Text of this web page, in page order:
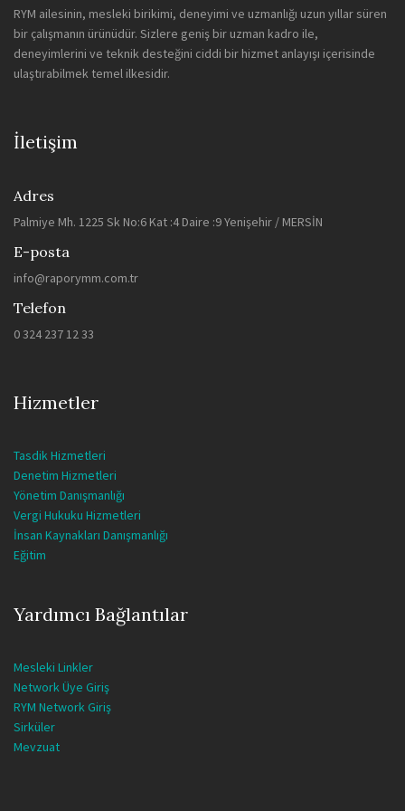
RYM ailesinin, mesleki birikimi, deneyimi ve uzmanlığı uzun yıllar süren
bir çalışmanın ürünüdür. Sizlere geniş bir uzman kadro ile,
deneyimlerini ve teknik desteğini ciddi bir hizmet anlayışı içerisinde
ulaştırabilmek temel ilkesidir.
İletişim
Adres
Palmiye Mh. 1225 Sk No:6 Kat :4 Daire :9 Yenişehir / MERSİN
E-posta
info@raporymm.com.tr
Telefon
0 324 237 12 33
Hizmetler
Tasdik Hizmetleri
Denetim Hizmetleri
Yönetim Danışmanlığı
Vergi Hukuku Hizmetleri
İnsan Kaynakları Danışmanlığı
Eğitim
Yardımcı Bağlantılar
Mesleki Linkler
Network Üye Giriş
RYM Network Giriş
Sirküler
Mevzuat